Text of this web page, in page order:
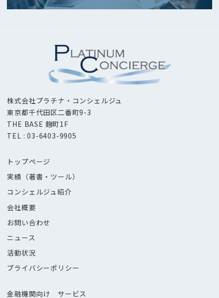
株式会社プラチナ・コンシェルジュ
東京都千代田区二番町9-3
THE BASE 麹町1F
TEL : 03-6403-9905
トップページ
実績（著書・ツール）
コンシェルジュ紹介
会社概要
お問い合わせ
ニュース
活動状況
プライバシーポリシー
金融機関向け サービス